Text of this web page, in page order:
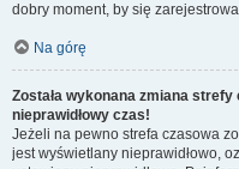
dobry moment, by się
Na górę
Została wykonana zmiana
nieprawidłowy czas!
Jeżeli na pewno strefa czasowa
jest wyświetlany nieprawidłowo,